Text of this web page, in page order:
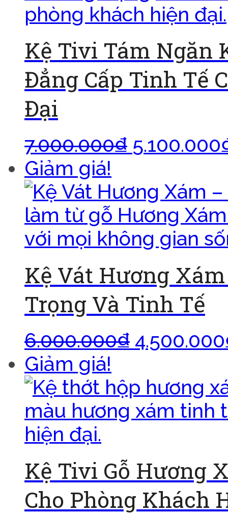
Kệ Tivi Tám Ngăn
Đẳng Cấp Tinh Tế
Đại
7.000.000₫ 5.100.000
Giảm giá!
Kệ Vát Hương
Trọng Và Tinh Tế
6.000.000₫ 4.500.000
Giảm giá!
Kệ Tivi Gỗ Hương
Cho Phòng Khách